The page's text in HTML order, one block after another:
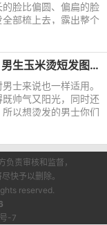
脸比偏圆、偏扁的脸
部梳上去，露出整个
，梳了背头造型会把
男生玉米烫发型效果大全 男生玉米烫短发图片
士来说也一样适用。
帅气又阳光，同时还
以想烫发的男士你们
的不要不要。不信，
责审核和监督，
快予以删除。
reserved.
-7